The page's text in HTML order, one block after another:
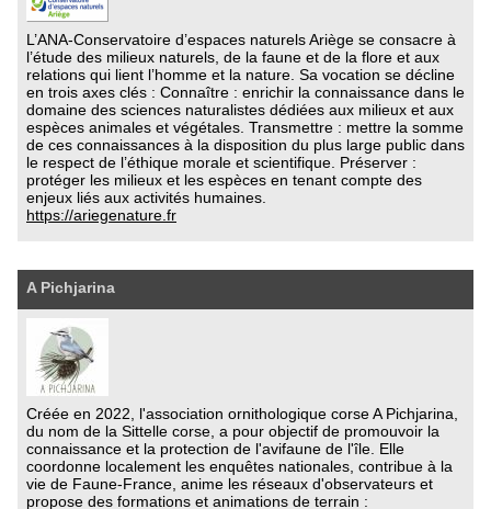
L’ANA-Conservatoire d’espaces naturels Ariège se consacre à
l’étude des milieux naturels, de la faune et de la flore et aux
relations qui lient l’homme et la nature. Sa vocation se décline
en trois axes clés : Connaître : enrichir la connaissance dans le
domaine des sciences naturalistes dédiées aux milieux et aux
espèces animales et végétales. Transmettre : mettre la somme
de ces connaissances à la disposition du plus large public dans
le respect de l’éthique morale et scientifique. Préserver :
protéger les milieux et les espèces en tenant compte des
enjeux liés aux activités humaines.
https://ariegenature.fr
A Pichjarina
Créée en 2022, l'association ornithologique corse A Pichjarina,
du nom de la Sittelle corse, a pour objectif de promouvoir la
connaissance et la protection de l'avifaune de l'île. Elle
coordonne localement les enquêtes nationales, contribue à la
vie de Faune-France, anime les réseaux d'observateurs et
propose des formations et animations de terrain :